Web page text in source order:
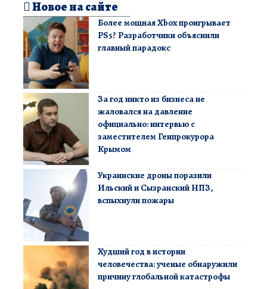
Новое на сайте
Более мощная Xbox проигрывает
PS5? Разработчики объяснили
главный парадокс
За год никто из бизнеса не
жаловался на давление
официально: интервью с
заместителем Генпрокурора
Крымом
Украинские дроны поразили
Ильский и Сызранский НПЗ,
вспыхнули пожары
Худший год в истории
человечества: ученые обнаружили
причину глобальной катастрофы